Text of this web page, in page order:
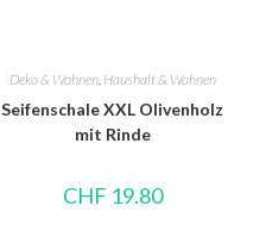
Deko & Wohnen, Haushalt & Wohnen
Seifenschale XXL Olivenholz
mit Rinde
CHF 19.80